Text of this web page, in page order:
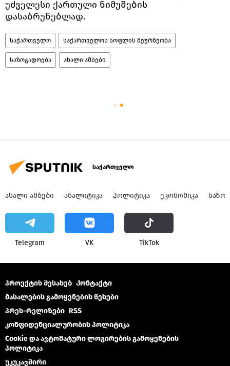
უძველესი ქართული ნიმუშების
დასაბრუნებლად.
საქართველო საქართველოს სოფლის მეურნეობა
საზოგადოება ახალი ამბები
საქართველო
ᲐᲮᲐᲚᲘ ᲐᲛᲑᲔᲑᲘ ᲐᲜᲐᲚᲘᲢᲘᲙᲐ ᲞᲝᲚᲘᲢᲘᲙᲐ ᲔᲙᲝᲜᲝᲛᲘᲙᲐ
Telegram VK ТikТоk
პროექტის შესახებ Კონტაქტი
მასალების გამოყენების წესები
პრეს-რელიზები RSS
კონფიდენციალურობის პოლიტიკა
Cookie და ავტომატური ლოგირების გამოყენების
პოლიტიკა
უკუკავშირი